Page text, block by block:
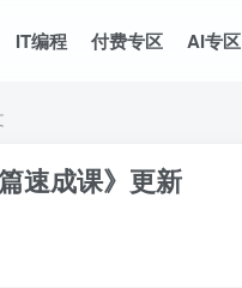
IT编程 付费专区 AI专区
速成课》更新